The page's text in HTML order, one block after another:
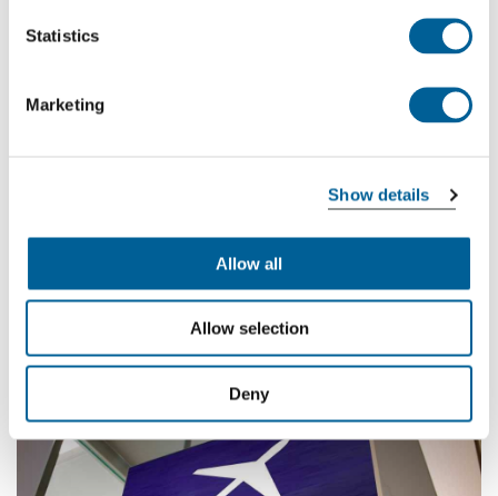
Statistics
Marketing
Show details
Allow all
Allow selection
Deny
Algunos aeropuertos son un destino por sí mismos.
Llaman la atención por su arquitectura única, su diseño
impecable o sus instalaciones que van mucho más allá
que la fábrica de chocolate de Charlie en creatividad.
Hemos enumerado los aeropuertos más icónicos del
mundo para que los vea.